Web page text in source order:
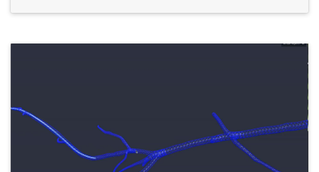
development. NVIDIA internships are taking